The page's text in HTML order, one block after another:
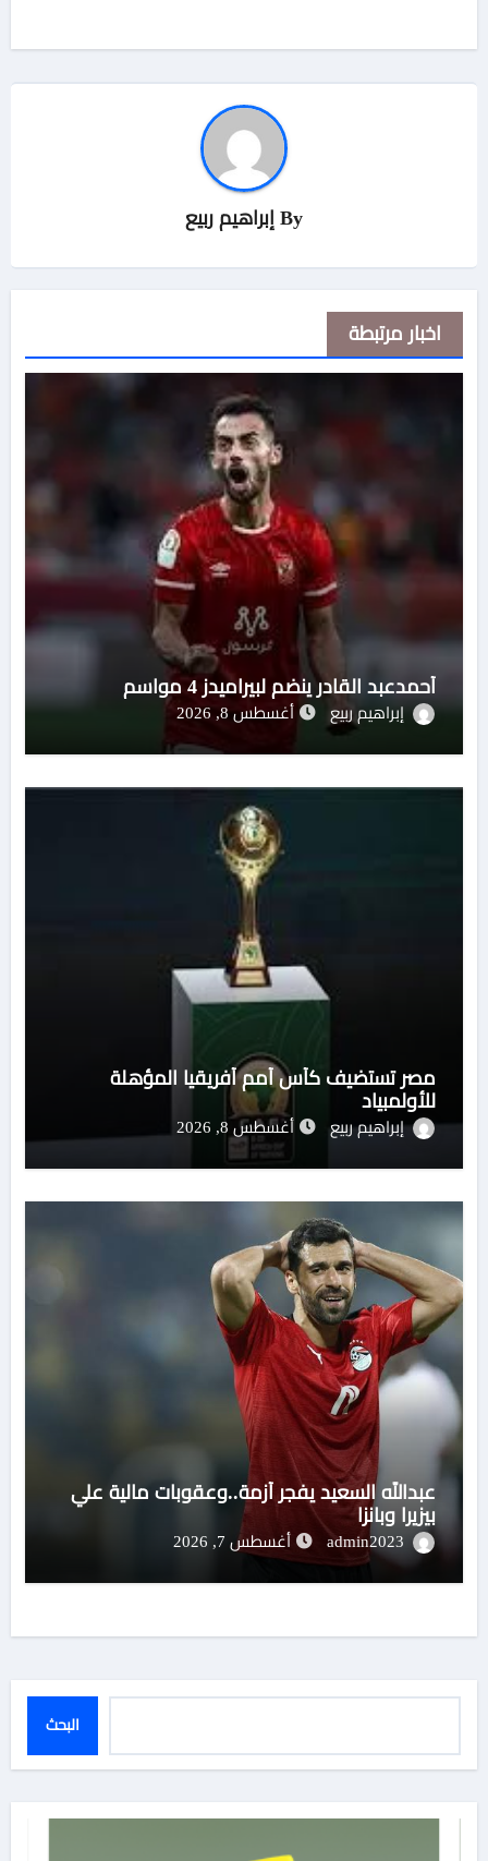
By إبراهيم ربيع
اخبار مرتبطة
أحمدعبد القادر ينضم لبيراميدز 4 مواسم
إبراهيم ربيع أغسطس 8, 2026
مصر تستضيف كأس أمم أفريقيا المؤهلة
للأولمبياد
إبراهيم ربيع أغسطس 8, 2026
عبدالله السعيد يفجر أزمة..وعقوبات مالية علي
بيزيرا وبانزا
admin2023 أغسطس 7, 2026
البحث